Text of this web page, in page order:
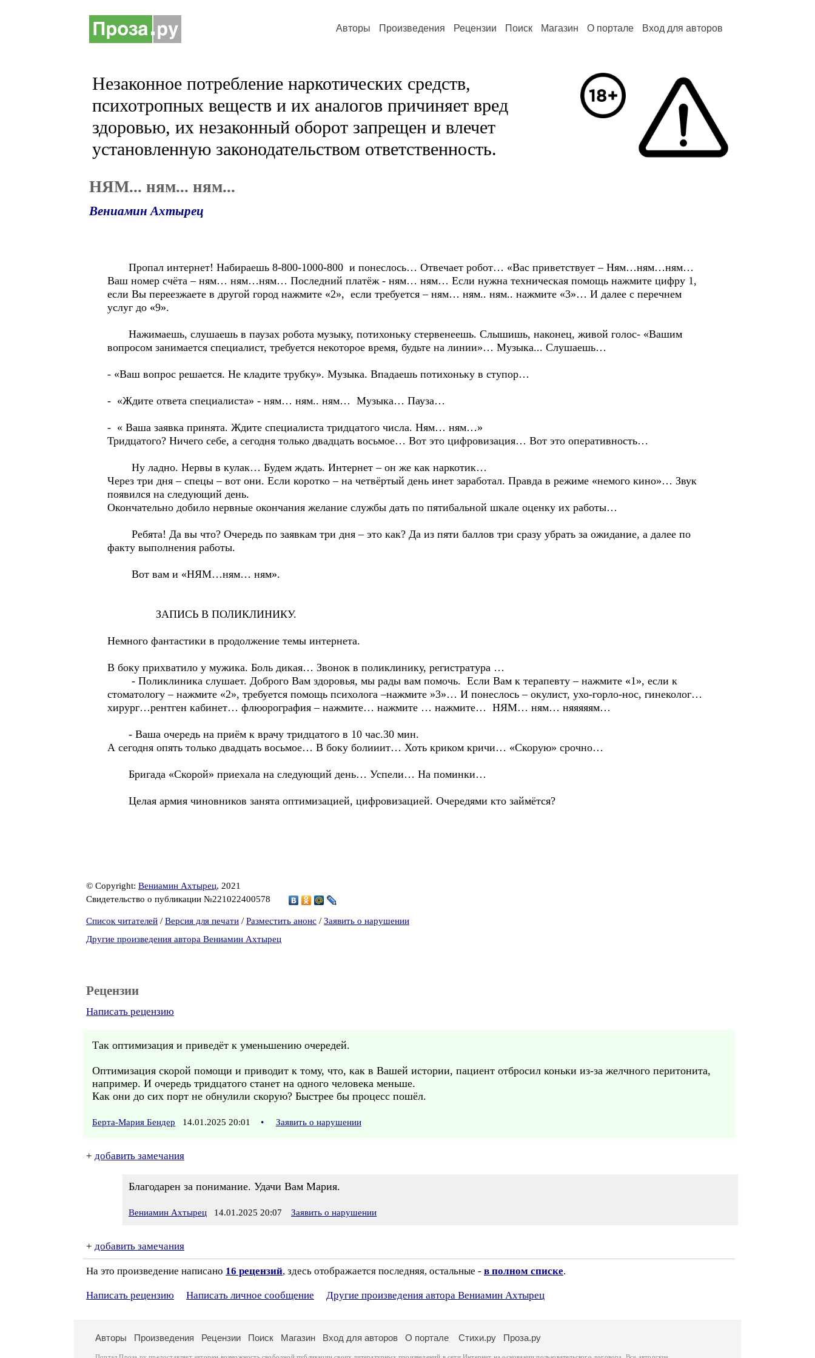
Авторы Произведения Рецензии Поиск Магазин О портале Вход для авторов
Незаконное потребление наркотических средств,
психотропных веществ и их аналогов причиняет вред
здоровью, их незаконный оборот запрещен и влечет
установленную законодательством ответственность.
НЯМ... ням... ням...
Вениамин Ахтырец
Пропал интернет! Набираешь 8-800-1000-800 и понеслось… Отвечает робот… «Вас приветствует – Ням…ням…ням…
Ваш номер счёта – ням… ням…ням… Последний платёж - ням… ням… Если нужна техническая помощь нажмите цифру 1,
если Вы переезжаете в другой город нажмите «2», если требуется – ням… ням.. ням.. нажмите «3»… И далее с перечнем
услуг до «9».
Нажимаешь, слушаешь в паузах робота музыку, потихоньку стервенеешь. Слышишь, наконец, живой голос- «Вашим
вопросом занимается специалист, требуется некоторое время, будьте на линии»… Музыка... Слушаешь…
- «Ваш вопрос решается. Не кладите трубку». Музыка. Впадаешь потихоньку в ступор…
- «Ждите ответа специалиста» - ням… ням.. ням… Музыка… Пауза…
- « Ваша заявка принята. Ждите специалиста тридцатого числа. Ням… ням…»
Тридцатого? Ничего себе, а сегодня только двадцать восьмое… Вот это цифровизация… Вот это оперативность…
Ну ладно. Нервы в кулак… Будем ждать. Интернет – он же как наркотик…
Через три дня – спецы – вот они. Если коротко – на четвёртый день инет заработал. Правда в режиме «немого кино»… Звук
появился на следующий день.
Окончательно добило нервные окончания желание службы дать по пятибальной шкале оценку их работы…
Ребята! Да вы что? Очередь по заявкам три дня – это как? Да из пяти баллов три сразу убрать за ожидание, а далее по
факту выполнения работы.
Вот вам и «НЯМ…ням… ням».
ЗАПИСЬ В ПОЛИКЛИНИКУ.
Немного фантастики в продолжение темы интернета.
В боку прихватило у мужика. Боль дикая… Звонок в поликлинику, регистратура …
- Поликлиника слушает. Доброго Вам здоровья, мы рады вам помочь. Если Вам к терапевту – нажмите «1», если к
стоматологу – нажмите «2», требуется помощь психолога –нажмите »3»… И понеслось – окулист, ухо-горло-нос, гинеколог…
хирург…рентген кабинет… флюорография – нажмите… нажмите … нажмите… НЯМ… ням… няяяяям…
- Ваша очередь на приём к врачу тридцатого в 10 час.30 мин.
А сегодня опять только двадцать восьмое… В боку болииит… Хоть криком кричи… «Скорую» срочно…
Бригада «Скорой» приехала на следующий день… Успели… На поминки…
Целая армия чиновников занята оптимизацией, цифровизацией. Очередями кто займётся?
© Copyright: Вениамин Ахтырец, 2021
Свидетельство о публикации №221022400578
Список читателей / Версия для печати / Разместить анонс / Заявить о нарушении
Другие произведения автора Вениамин Ахтырец
Рецензии
Написать рецензию
Так оптимизация и приведёт к уменьшению очередей.
Оптимизация скорой помощи и приводит к тому, что, как в Вашей истории, пациент отбросил коньки из-за желчного перитонита,
например. И очередь тридцатого станет на одного человека меньше.
Как они до сих порт не обнулили скорую? Быстрее бы процесс пошёл.
Берта-Мария Бендер 14.01.2025 20:01 • Заявить о нарушении
+ добавить замечания
Благодарен за понимание. Удачи Вам Мария.
Вениамин Ахтырец 14.01.2025 20:07 Заявить о нарушении
+ добавить замечания
На это произведение написано 16 рецензий, здесь отображается последняя, остальные - в полном списке.
Написать рецензию Написать личное сообщение Другие произведения автора Вениамин Ахтырец
Авторы Произведения Рецензии Поиск Магазин Вход для авторов О портале Стихи.ру Проза.ру